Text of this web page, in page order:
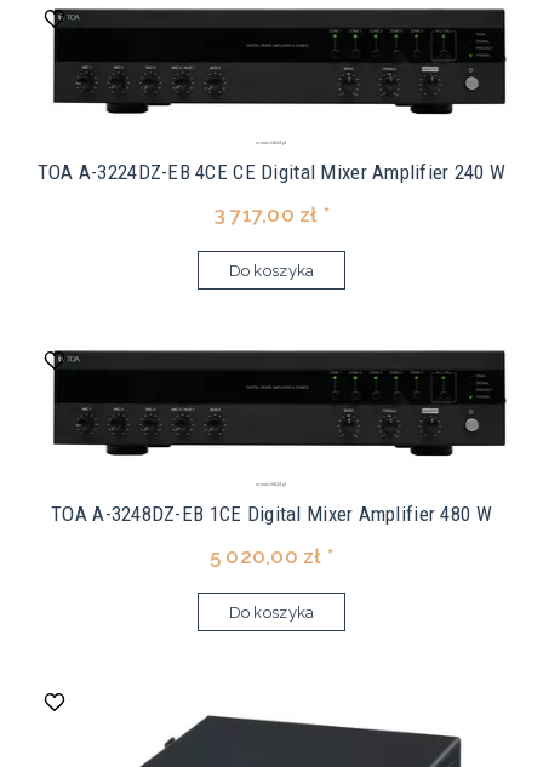
TOA A-3224DZ-EB 4CE CE Digital Mixer Amplifier 240 W
3 717,00 zł *
Do koszyka
TOA A-3248DZ-EB 1CE Digital Mixer Amplifier 480 W
5 020,00 zł *
Do koszyka